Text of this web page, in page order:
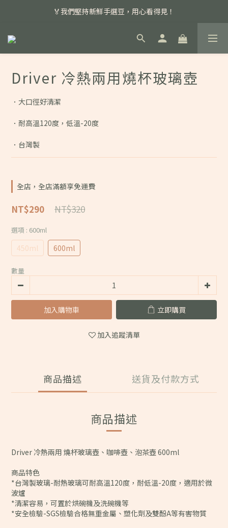
📣 本月主打特殊處理咖啡豆，任選超優惠！
🏅我們堅持新鮮手選豆，用心看得見！
📣 📣 新加入會員即享百元購物金，消費滿額再享免運費！
Driver 冷熱兩用燒杯玻璃壺
．大口徑好清潔
．耐高溫120度，低溫-20度
．台灣製
全店，全店滿額享免運費
NT$320
NT$290
選項 : 600ml
450ml 600ml
數量
加入購物車 立即購買
加入追蹤清單
商品描述 送貨及付款方式
商品描述
Driver 冷熱兩用 燒杯玻璃壺、咖啡壺、泡茶壺 600ml
商品特色
*台灣製玻璃-耐熱玻璃可耐高溫120度，耐低溫-20度，適用於微
波爐
*清潔容易，可置於烘碗機及洗碗機等
*安全檢驗-SGS檢驗合格無重金屬、塑化劑及雙酚A等有害物質